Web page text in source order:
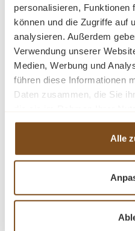
personalisieren, Funktionen
können und die Zugriffe auf
analysieren. Außerdem
Verwendung unserer
Medien, Werbung und
führen diese Informationen
Daten zusammen, die Sie
haben.
Alle
und Qualität in einem.
Abmessungen: H-B-T: 86
Mit Sitzkissen
Sitzhöhe: 48 cm
Der Sessel „Montgomery“
nostalgischem Design und
Tauglichkeit. Hochwertige
stilvollen und langlebigen